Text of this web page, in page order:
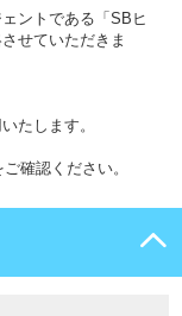
ントである「SBヒ
せていただきま
たします。
確認ください。